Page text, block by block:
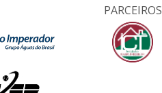
PARCEIROS